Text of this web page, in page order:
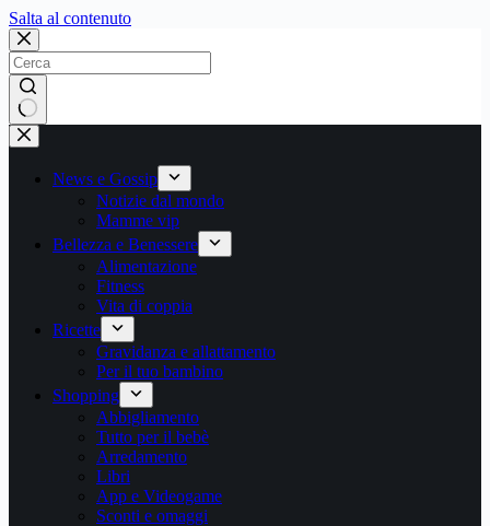
Salta al contenutoSalta
contenuto
Nessun
risultato
News e Gossip
Notizie dal mondo
Mamme vip
Bellezza e Benessere
Alimentazione
Fitness
Vita di coppia
Ricette
Gravidanza e allattamento
Per il tuo bambino
Shopping
Abbigliamento
Tutto per il bebè
Arredamento
Libri
App e Videogame
Sconti e omaggi